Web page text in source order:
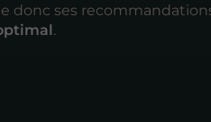
donc ses
.